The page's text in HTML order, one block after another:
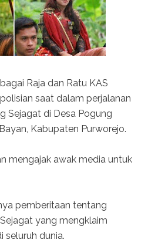
Raja dan Ratu KAS
saat dalam perjalanan
Sejagat di Desa Pogung
Kabupaten Purworejo.
mengajak awak media untuk
pemberitaan tentang
yang mengklaim
seluruh dunia.